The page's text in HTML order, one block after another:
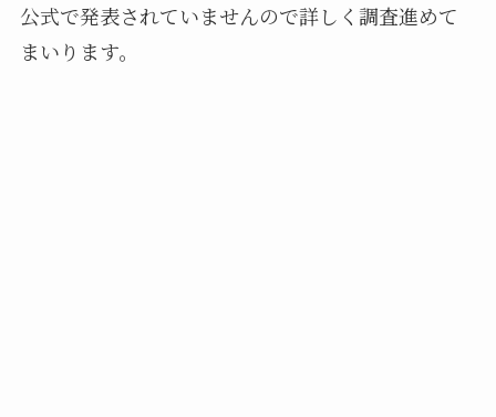
公式で発表されていませんので詳しく調査進めて
まいります。